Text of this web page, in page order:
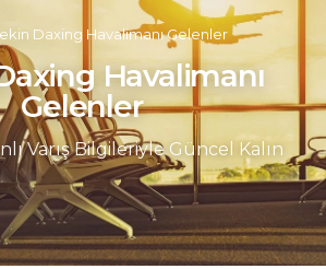
Daxing Havalimanı Gelenler
Havalimanı
Gelenler
Varış Bilgileriyle Güncel Kalın